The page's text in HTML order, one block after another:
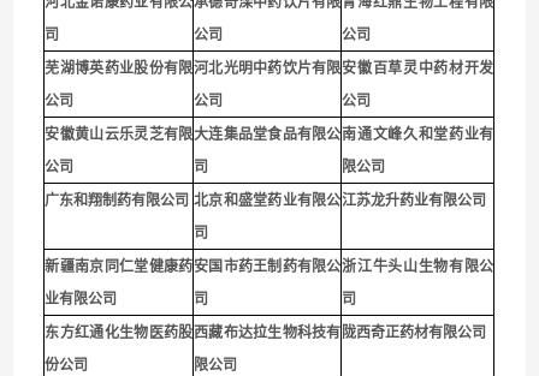
司
公司
公司
芜湖博英药业股份有限
公司
河北光明中药饮片有限
公司
安徽百草灵中药材开发
公司
安徽黄山云乐灵芝有限
公司
大连集品堂食品有限公
司
南通文峰久和堂药业有
限公司
广东和翔制药有限公司 北京和盛堂药业有限公
司
江苏龙升药业有限公司
新疆南京同仁堂健康药
业有限公司
安国市药王制药有限公
司
浙江牛头山生物有限公
司
东方红通化生物医药股
份公司
西藏布达拉生物科技有
限公司
陇西奇正药材有限公司